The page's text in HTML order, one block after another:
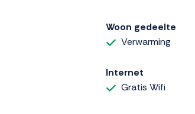
Woon gedeelte
Verwarming
Internet
Gratis Wifi